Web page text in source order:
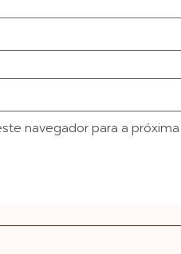
navegador para a